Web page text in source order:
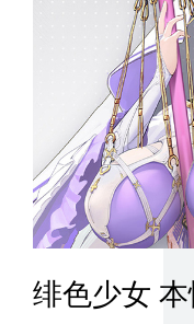
绯色少女 本